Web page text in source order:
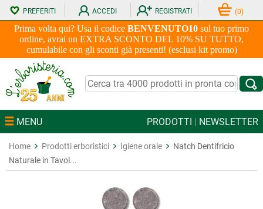
Prima volta qui? Usa il codice BENVENUTO10 sul tuo primo
ordine, avrai un EXTRA SCONTO DEL 10% SU TUTTO,
cumulabile con gli sconti già presenti! (esclusi kit promo)
PREFERITI ACCEDI REGISTRATI (0)
MENU PRODOTTI | NEWSLETTER
Home Prodotti erboristici Igiene orale
Natch Dentifricio
Naturale in Tavol...